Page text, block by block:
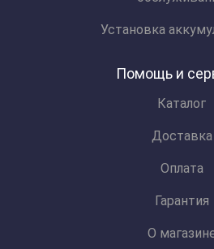
Установка
Помощь и
Каталог
Доставка
Оплата
Гарантия
О